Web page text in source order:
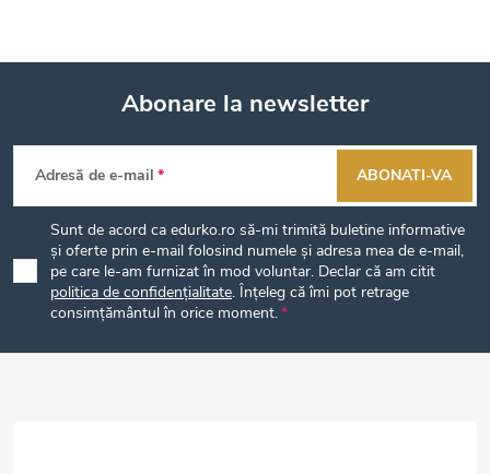
S
u
b
o
Abonare la newsletter
Adresă de e-mail
Sunt de acord ca edurko.ro să-mi trimită buletine informative
și oferte prin e-mail folosind numele și adresa mea de e-mail,
pe care le-am furnizat în mod voluntar. Declar că am citit
politica de confidențialitate. Înțeleg că îmi pot retrage
consimțământul în orice moment.
ABONATI-VA